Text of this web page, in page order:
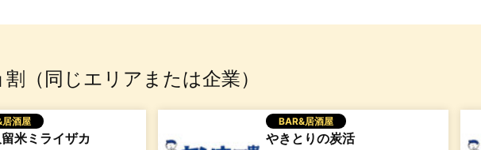
（同じエリアまたは企業）
酒屋
米ミライザカ
BAR&居酒屋
やきとりの炭活